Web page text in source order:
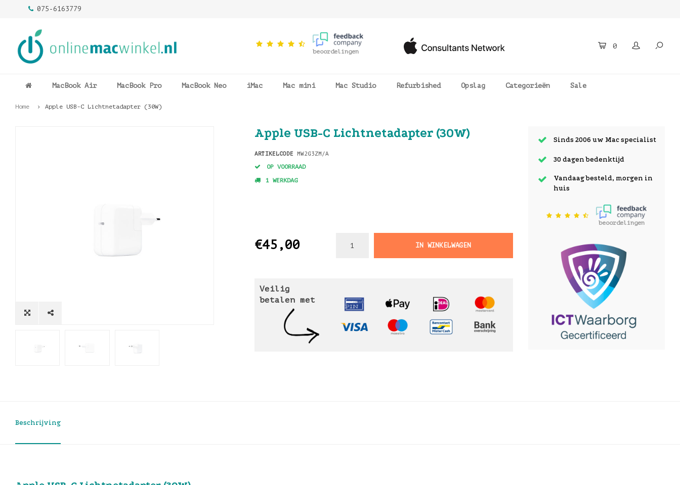
075-6163779
beoordelingen
0
MacBook Air MacBook Pro MacBook Neo iMac Mac mini Mac Studio Refurbished Opslag Categorieën Sale
Home Apple USB-C Lichtnetadapter (30W)
Apple USB-C Lichtnetadapter (30W)
ARTIKELCODE MW2G3ZM/A
OP VOORRAAD
1 WERKDAG
€45,00 IN WINKELWAGEN
Veilig
betalen met
Sinds 2006 uw Mac specialist
30 dagen bedenktijd
Vandaag besteld, morgen in
huis
beoordelingen
Beschrijving